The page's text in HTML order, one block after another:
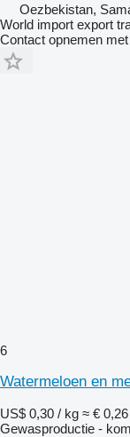
Oezbekistan,
World import export
Contact opnemen
6
Watermeloen en
US$ 0,30 / kg ≈ € 0,26
Gewasproductie -